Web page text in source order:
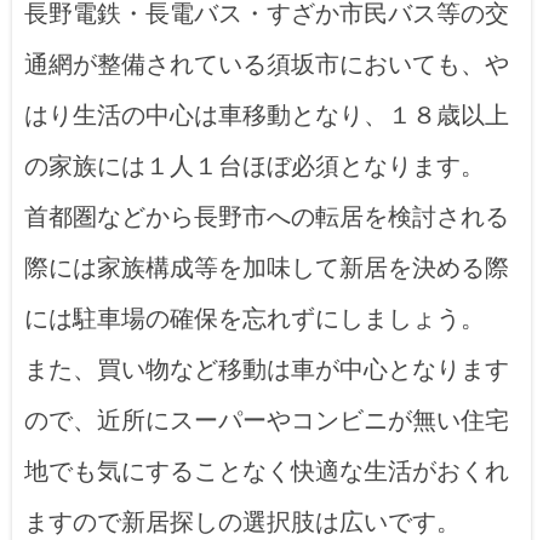
長野電鉄・長電バス・すざか市民バス等の交
通網が整備されている須坂市においても、や
はり生活の中心は車移動となり、１８歳以上
の家族には１人１台ほぼ必須となります。
首都圏などから長野市への転居を検討される
際には家族構成等を加味して新居を決める際
には駐車場の確保を忘れずにしましょう。
また、買い物など移動は車が中心となります
ので、近所にスーパーやコンビニが無い住宅
地でも気にすることなく快適な生活がおくれ
ますので新居探しの選択肢は広いです。